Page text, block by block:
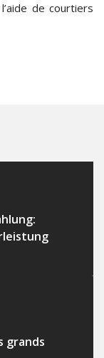
de courtiers
grands